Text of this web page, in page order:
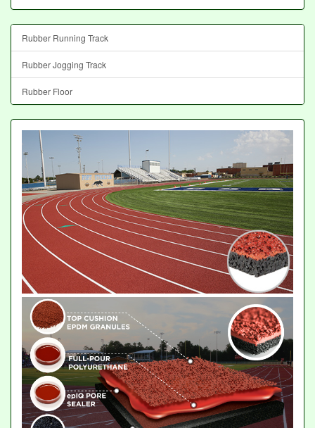
Rubber Running Track
Rubber Jogging Track
Rubber Floor